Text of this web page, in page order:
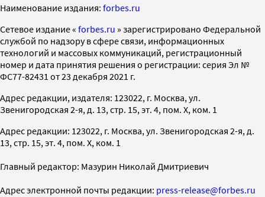
Наименование издания: forbes.ru
Cетевое издание « forbes.ru » зарегистрировано Федеральной
службой по надзору в сфере связи, информационных
технологий и массовых коммуникаций, регистрационный
номер и дата принятия решения о регистрации: серия Эл №
ФС77-82431 от 23 декабря 2021 г.
Адрес редакции, издателя: 123022, г. Москва, ул.
Звенигородская 2-я, д. 13, стр. 15, эт. 4, пом. X, ком. 1
Адрес редакции: 123022, г. Москва, ул. Звенигородская 2-я, д.
13, стр. 15, эт. 4, пом. X, ком. 1
Главный редактор: Мазурин Николай Дмитриевич
Адрес электронной почты редакции: press-release@forbes.ru